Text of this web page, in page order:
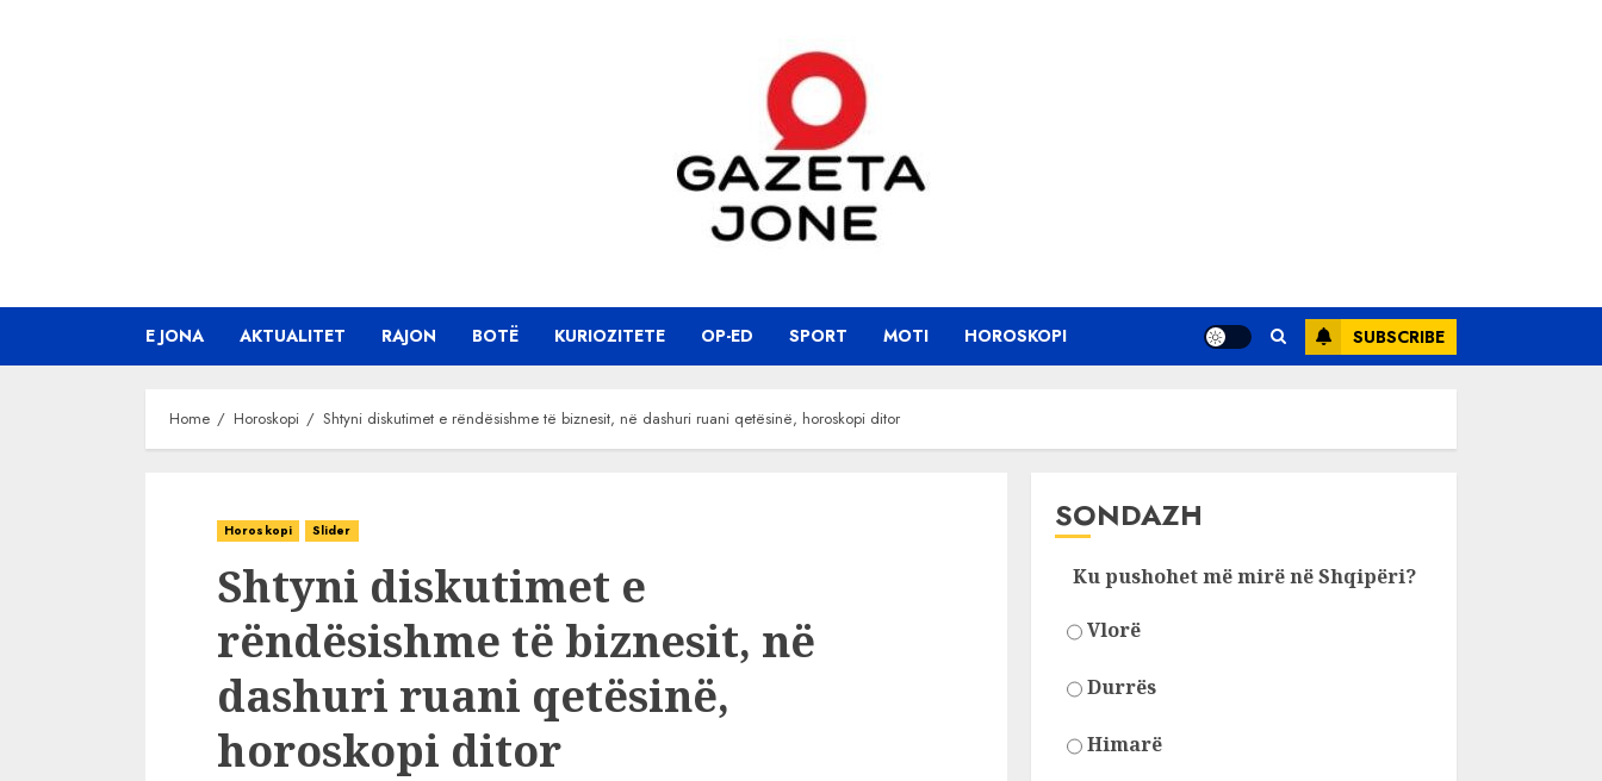
E JONA AKTUALITET RAJON BOTË KURIOZITETE OP-ED SPORT MOTI HOROSKOPI SUBSCRIBE
Home Horoskopi Shtyni diskutimet e rëndësishme të biznesit, në dashuri ruani qetësinë, horoskopi ditor
Horoskopi Slider
Shtyni diskutimet e
rëndësishme të biznesit, në
dashuri ruani qetësinë,
horoskopi ditor
SONDAZH
Ku pushohet më mirë në Shqipëri?
Vlorë
Durrës
Himarë